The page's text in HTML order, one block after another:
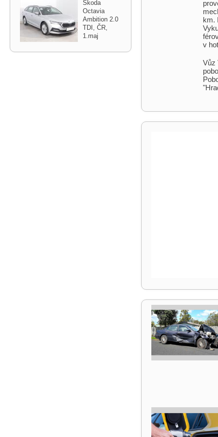
km.
v
Vůz
Škoda
Octavia
Ambition 2.0
TDI,​ ČR,​
1.maj